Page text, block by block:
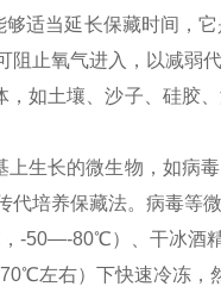
够适当延长保藏时间，
止氧气进入，以减弱代
如土壤、沙子、硅胶
生长的微生物，如病
培养保藏法。病毒等
-50—-80℃）、干冰酒
℃左右）下快速冷冻，